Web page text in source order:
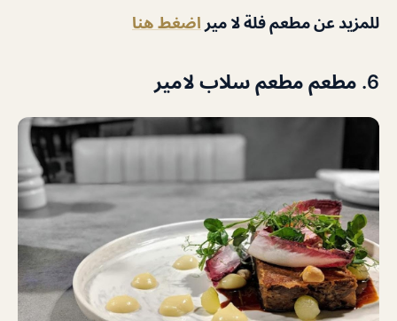
للمزيد عن مطعم فلة لا مير اضغط هنا
6. مطعم مطعم سلاب لامير